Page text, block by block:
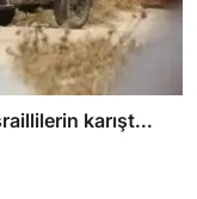
karışt...